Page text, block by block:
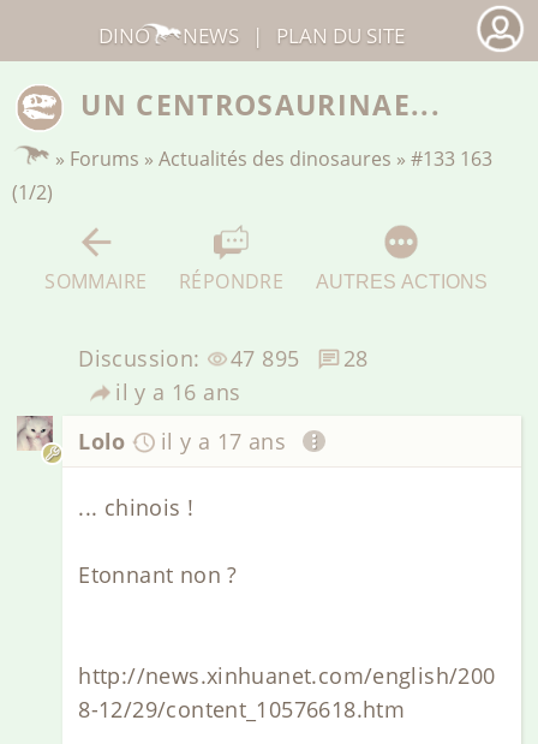
UN CENTROSAURINAE...
» Forums »Actualités des dinosaures »#133 163
(1/2)
SOMMAIRE RÉPONDRE AUTRES ACTIONS
Discussion: 47 895
28
il y a 16 ans
Lolo
il y a 17 ans
... chinois !
Etonnant non ?
http://news.xinhuanet.com/english/200
8-12/29/content_10576618.htm
DINO NEWS | PLAN DU SITE